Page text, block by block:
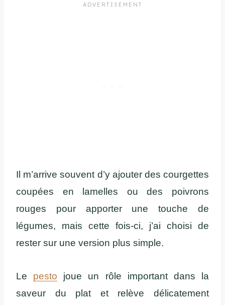
Il m’arrive souvent d’y ajouter des courgettes
coupées en lamelles ou des poivrons
rouges pour apporter une touche de
légumes, mais cette fois-ci, j’ai choisi de
rester sur une version plus simple.
Le pesto joue un rôle important dans la
saveur du plat et relève délicatement